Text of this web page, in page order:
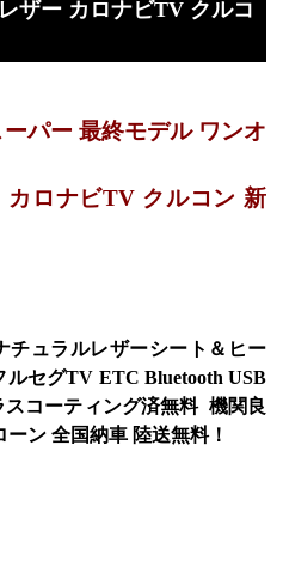
ザー カロナビTV クルコ
パー 最終モデル ワンオ
ロナビTV クルコン 新
ュラルレザーシート＆ヒー
セグTV ETC Bluetooth USB
コーティング済無料 機関良
ン 全国納車 陸送無料！